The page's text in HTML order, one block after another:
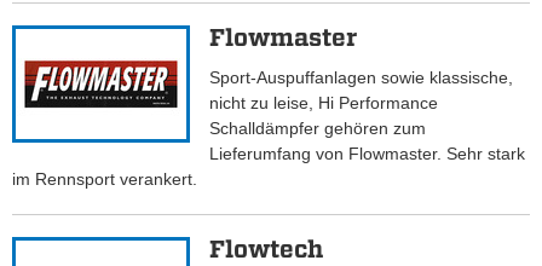
Flowmaster
Sport-Auspuffanlagen sowie klassische,
nicht zu leise, Hi Performance
Schalldämpfer gehören zum
Lieferumfang von Flowmaster. Sehr stark
im Rennsport verankert.
Flowtech